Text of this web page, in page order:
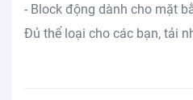
- Block động dành cho mặt
Đủ thể loại cho các bạn, tải